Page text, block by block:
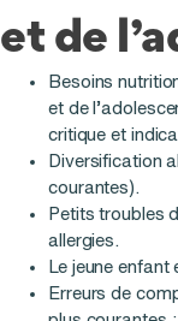
et de
Besoins
et de
critique et
Diversification
courantes).
Petits troubles
allergies.
Le jeune
Erreurs de